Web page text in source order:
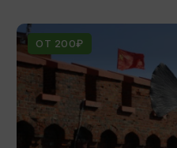
ОТ 200₽